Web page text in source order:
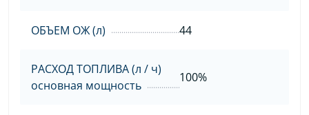
ОБЪЕМ ОЖ (л) 44
РАСХОД ТОПЛИВА (л / ч)
основная мощность
100%